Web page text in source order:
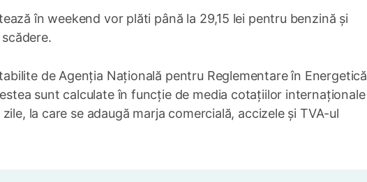
în weekend vor plăti până la 29,15 lei pentru benzină și
de Agenția Națională pentru Reglementare în Energetică
sunt calculate în funcție de media cotațiilor internaționale
la care se adaugă marja comercială, accizele și TVA-ul